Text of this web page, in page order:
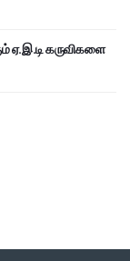
ஏ.இ.டி கருவிகளை